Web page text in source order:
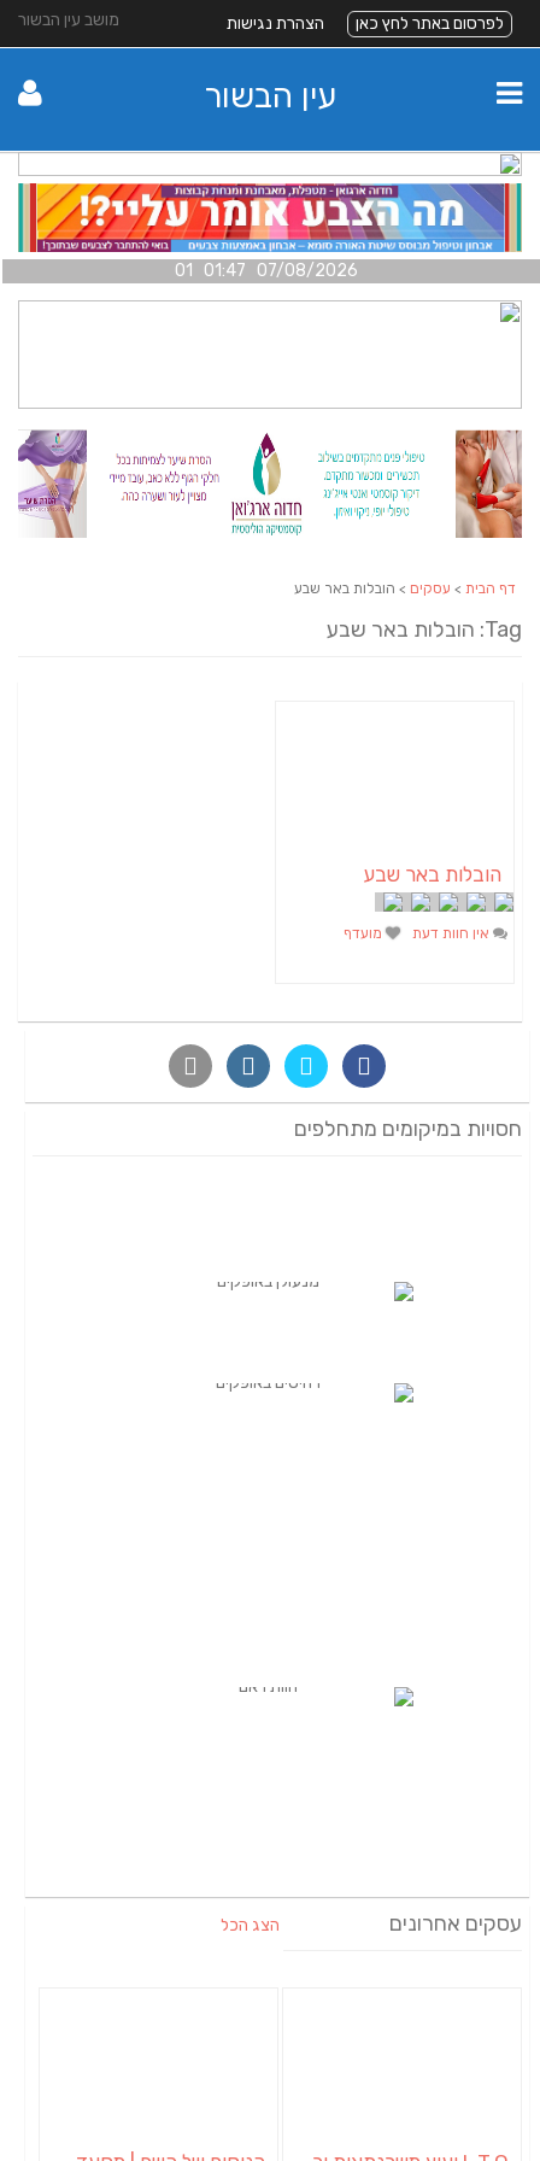
מושב עין הבשור לפרסום באתר לחץ כאן הצהרת נגישות
עין הבשור
07/08/2026 01:47 01
דף הבית > עסקים > הובלות באר שבע
Tag: הובלות באר שבע
הובלות באר שבע
אין חוות דעת מועדף
חסויות במיקומים מתחלפים
עסקים אחרונים הצג הכל